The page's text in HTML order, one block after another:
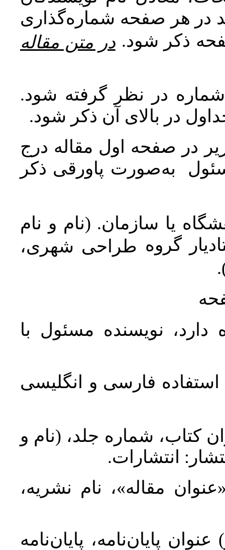
در هر صفحه شماره‌گذاری
ذکر شود. در متن مقاله
در نظر گرفته شود.
در بالای آن ذکر شود.
در صفحه اول مقاله درج
به‌صورت پاورقی ذکر
یا سازمان. (نام و نام
گروه طراحی شهری،
نویسنده مسئول با
استفاده فارسی و انگلیسی
کتاب، شماره جلد، (نام و
انتشارات.
مقاله»، نام نشریه،
پایان‌نامه، پایان‌نامه